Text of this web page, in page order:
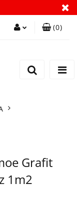
(0)
Grafit
1m2